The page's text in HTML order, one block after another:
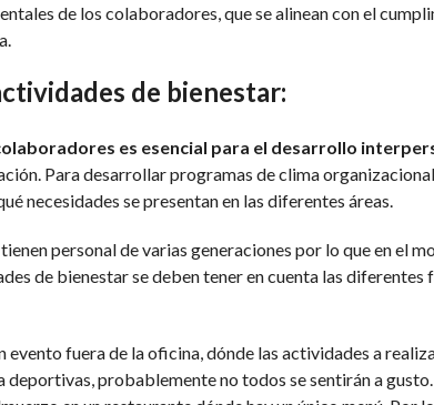
de los colaboradores, que se alinean con el
de bienestar:
es esencial para el desarrollo
Para desarrollar programas de clima
necesidades se presentan en las diferentes áreas.
personal de varias generaciones por lo que en el
de bienestar se deben tener en cuenta las diferentes
evento fuera de la oficina, dónde las actividades a
probablemente no todos se sentirán a gusto.